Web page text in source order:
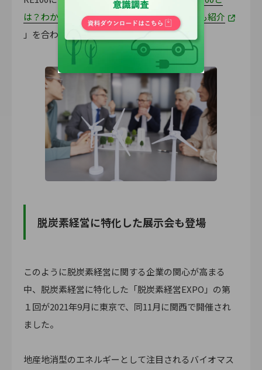
は？わかりやすく解説！日本企業の取り組みも紹介
」を合わせてご覧ください。
脱炭素経営に特化した展示会も登場
このように脱炭素経営に関する企業の関心が高まる
中、脱炭素経営に特化した「脱炭素経営EXPO」の第
１回が2021年9月に東京で、同11月に関西で開催され
ました。
地産地消型のエネルギーとして注目されるバイオマス